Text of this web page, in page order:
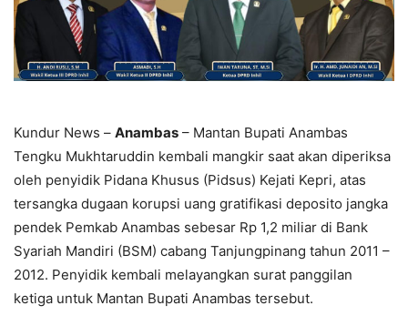
Kundur News – Anambas – Mantan Bupati Anambas
Tengku Mukhtaruddin kembali mangkir saat akan diperiksa
oleh penyidik Pidana Khusus (Pidsus) Kejati Kepri, atas
tersangka dugaan korupsi uang gratifikasi deposito jangka
pendek Pemkab Anambas sebesar Rp 1,2 miliar di Bank
Syariah Mandiri (BSM) cabang Tanjungpinang tahun 2011 –
2012. Penyidik kembali melayangkan surat panggilan
ketiga untuk Mantan Bupati Anambas tersebut.